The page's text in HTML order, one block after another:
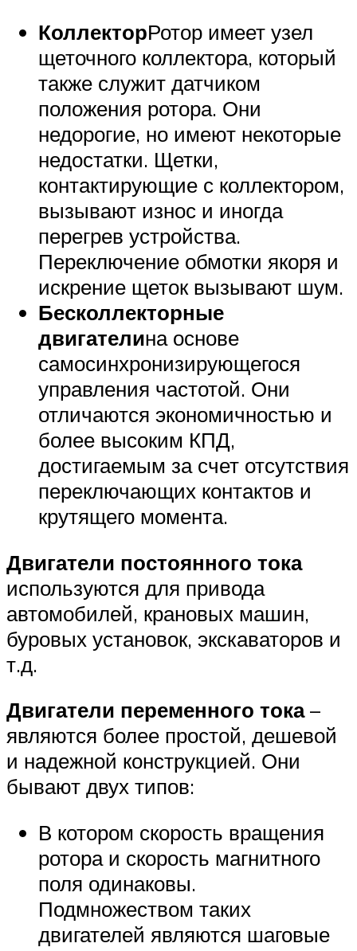
КоллекторРотор имеет узел
щеточного коллектора, который
также служит датчиком
положения ротора. Они
недорогие, но имеют некоторые
недостатки. Щетки,
контактирующие с коллектором,
вызывают износ и иногда
перегрев устройства.
Переключение обмотки якоря и
искрение щеток вызывают шум.
Бесколлекторные
двигателина основе
самосинхронизирующегося
управления частотой. Они
отличаются экономичностью и
более высоким КПД,
достигаемым за счет отсутствия
переключающих контактов и
крутящего момента.
Двигатели постоянного тока
используются для привода
автомобилей, крановых машин,
буровых установок, экскаваторов и
т.д.
Двигатели переменного тока–
являются более простой, дешевой
и надежной конструкцией. Они
бывают двух типов:
В котором скорость вращения
ротора и скорость магнитного
поля одинаковы.
Подмножеством таких
двигателей являются шаговые